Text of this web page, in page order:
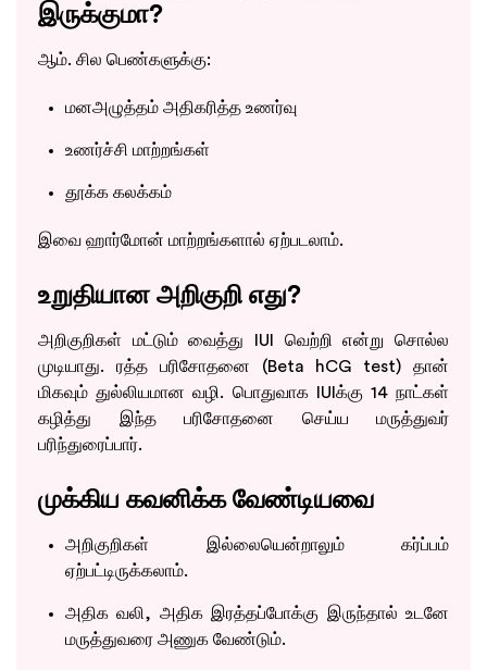
இருக்குமா?
ஆம். சில பெண்களுக்கு:
மனஅழுத்தம் அதிகரித்த உணர்வு
உணர்ச்சி மாற்றங்கள்
தூக்க கலக்கம்
இவை ஹார்மோன் மாற்றங்களால் ஏற்படலாம்.
உறுதியான அறிகுறி எது?
அறிகுறிகள் மட்டும் வைத்து IUI வெற்றி என்று சொல்ல
முடியாது. ரத்த பரிசோதனை (Beta hCG test) தான்
மிகவும் துல்லியமான வழி. பொதுவாக IUIக்கு 14 நாட்கள்
கழித்து இந்த பரிசோதனை செய்ய மருத்துவர்
பரிந்துரைப்பார்.
முக்கிய கவனிக்க வேண்டியவை
அறிகுறிகள் இல்லையென்றாலும் கர்ப்பம்
ஏற்பட்டிருக்கலாம்.
அதிக வலி, அதிக இரத்தப்போக்கு இருந்தால் உடனே
மருத்துவரை அணுக வேண்டும்.